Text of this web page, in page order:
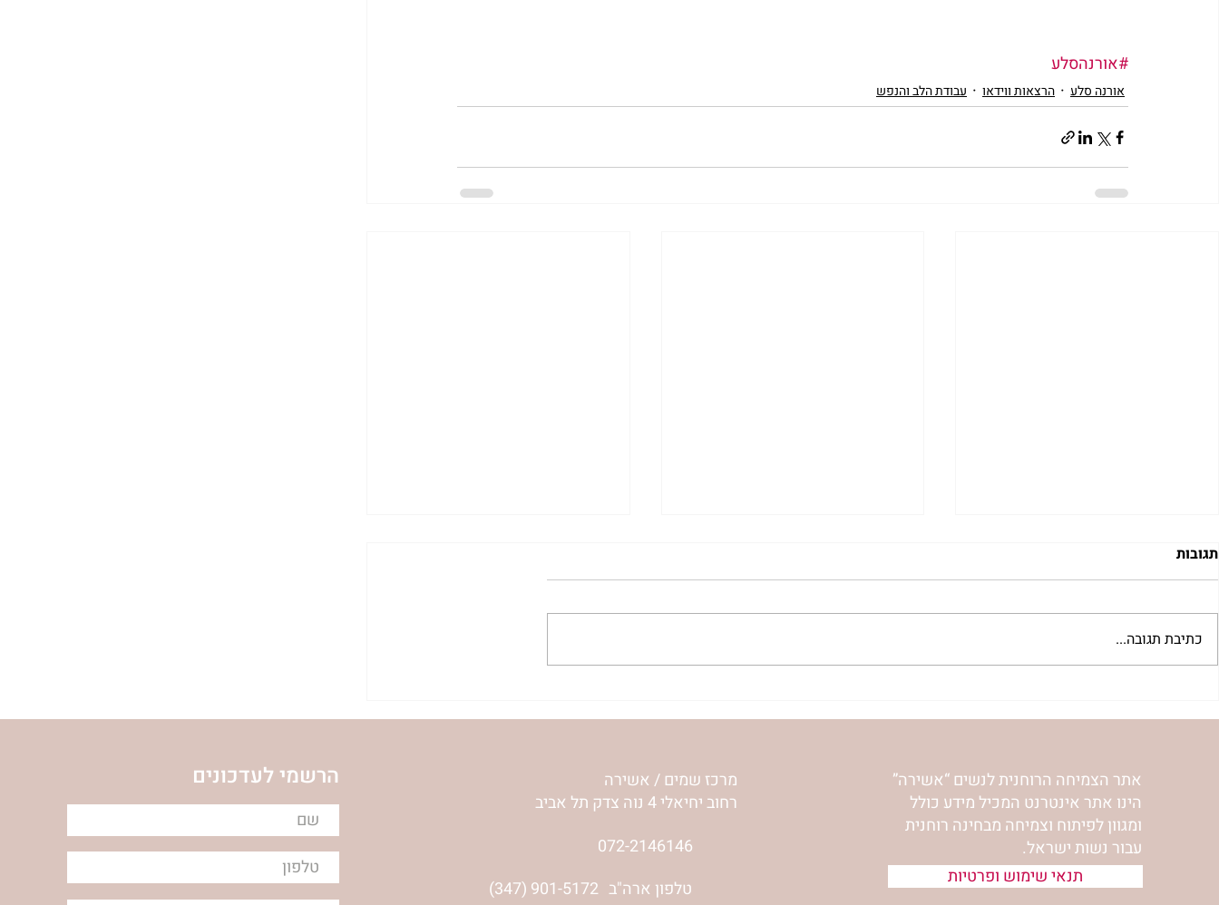
#אורנהסלע
אורנה סלע הרצאות ווידאו עבודת הלב והנפש
הירש
אילון הירש
אילון הירש
תגובות
כתיבת תגובה...
הרשמי לעדכונים
מרכז שמים / אשירה
רחוב יחיאלי 4 נוה צדק תל אביב
072-2146146
(347) 901-5172 טלפון ארה"ב
אתר הצמיחה הרוחנית לנשים “אשירה”
הינו אתר אינטרנט המכיל מידע כולל
ומגוון לפיתוח וצמיחה מבחינה רוחנית
עבור נשות ישראל.
תנאי שימוש ופרטיות